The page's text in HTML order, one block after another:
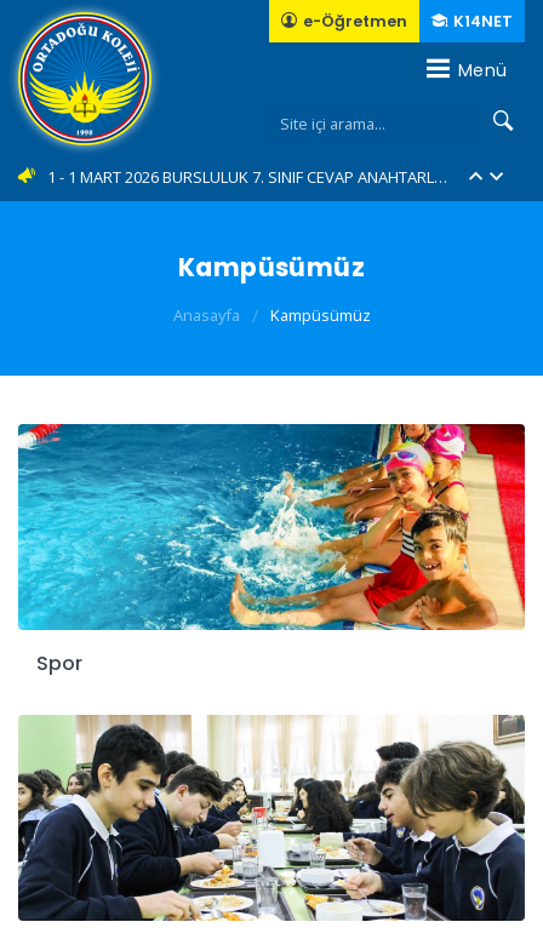
e-Öğretmen K14NET
Menü
10 - İl Şampiyonuyuz...???????????? (YENİ)
1 - 1 MART 2026 BURSLULUK 7. SINIF CEVAP ANAHTARLARI... (YENİ)
5 - Green Me eTwinning Projemiz... (YENİ)
6 - E-TWINING "MAGIC MASCOTS"
7 - 23 Nisan Ulusal egemenlik ve Çocuk Bayramını Forum AVM'de Coşkuyla kutladık....
8 - Geleneksel "Bisiklet Turumuz"....
9 - Van'dayız!... Van Gezimiz... (YENİ)
10 - İl Şampiyonuyuz...???????????? (YENİ)
Anasayfa / Kampüsümüz
Kampüsümüz
Spor